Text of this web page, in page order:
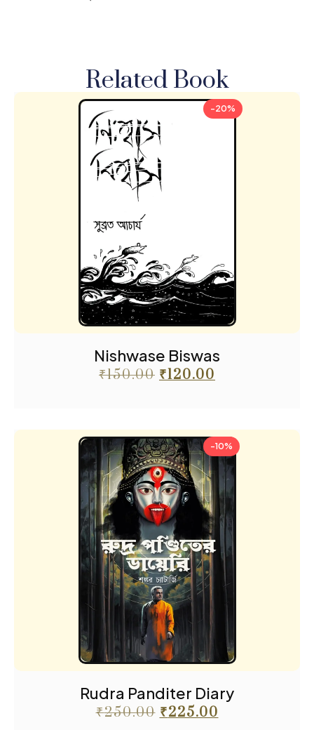
Related Book
-20%
Nishwase Biswas
₹150.00 ₹120.00
-10%
Rudra Panditer Diary
₹250.00 ₹225.00